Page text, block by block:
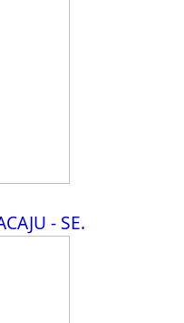
- SE.